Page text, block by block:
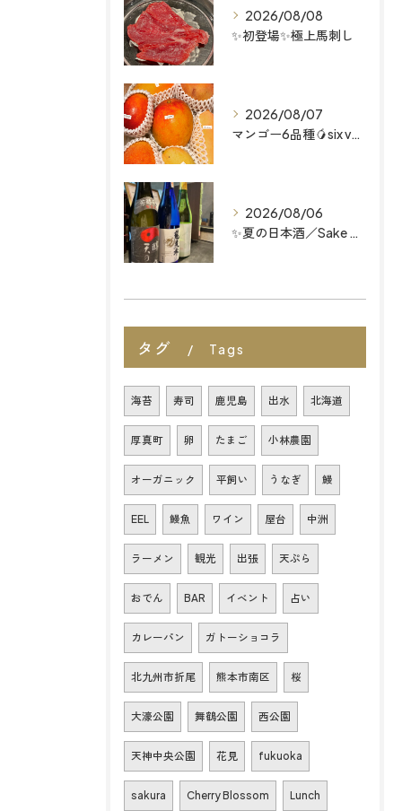
2026/08/08
✨初登場✨極上馬刺し
2026/08/07
マンゴー6品種🥭six varieties of mango...
2026/08/06
✨夏の日本酒／Sake Menu
タグ Tags
海苔 寿司 鹿児島 出水 北海道
厚真町 卵 たまご 小林農園
オーガニック 平飼い うなぎ 鰻
EEL 鰻魚 ワイン 屋台 中洲
ラーメン 観光 出張 天ぷら
おでん BAR イベント 占い
カレーパン ガトーショコラ
北九州市折尾 熊本市南区 桜
大濠公園 舞鶴公園 西公園
天神中央公園 花見 fukuoka
sakura Cherry Blossom Lunch